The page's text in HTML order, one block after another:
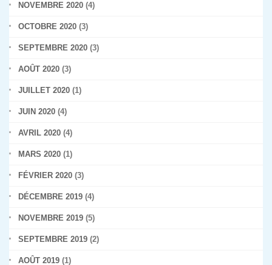
NOVEMBRE 2020 (4)
OCTOBRE 2020 (3)
SEPTEMBRE 2020 (3)
AOÛT 2020 (3)
JUILLET 2020 (1)
JUIN 2020 (4)
AVRIL 2020 (4)
MARS 2020 (1)
FÉVRIER 2020 (3)
DÉCEMBRE 2019 (4)
NOVEMBRE 2019 (5)
SEPTEMBRE 2019 (2)
AOÛT 2019 (1)